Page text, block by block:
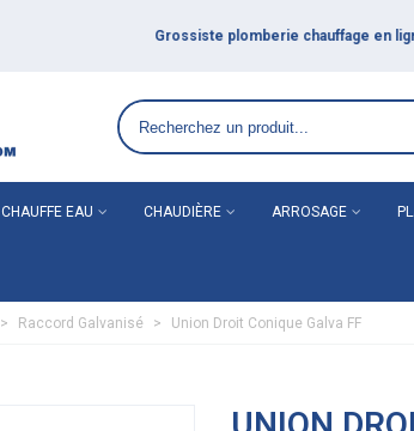
CHAUFFE EAU CHAUDIÈRE ARROSAGE
> Raccord Galvanisé > Union Droit Conique Galva FF